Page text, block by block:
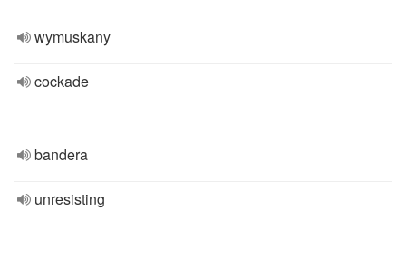
wymuskany
cockade
bandera
unresisting